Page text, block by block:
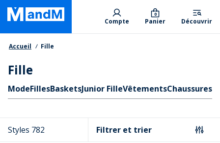
Skip
main
content
Primary departments
Compte Panier
0
Découvrir
Fil d'Ariane
Accueil Fille
Fille
Liens rapides
ModeFillesBasketsJunior FilleVêtementsChaussures
Styles 782 Filtrer et trier